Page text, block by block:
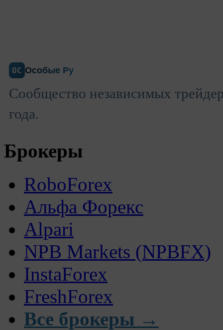
ОС Особые Ру
Сообщество независимых
года.
Брокеры
RoboForex
Альфа Форекс
Alpari
NPB Markets (NPBFX)
InstaForex
FreshForex
Все брокеры →